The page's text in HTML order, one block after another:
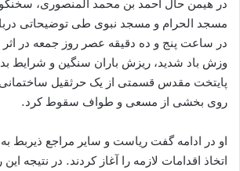
در هیمن حال احمد بن محمد المنصوری،
مسجد الحرام و مسجد نبوی طی توضیحاتی
در ساعت پنج و ده دقیقه عصر روز جمعه در
وزش باد شدید، ریزش باران سنگین و شرایط
پایتخت مقدس قسمتی از یک حرثقیل
روی بخشی از مسعی و طواف سقوط کرد.
او در ادامه گفت ریاست و سایر مراجع ذیربط
اتخاذ اقدامات لازمه را آغاز کردند. در نتیجه این